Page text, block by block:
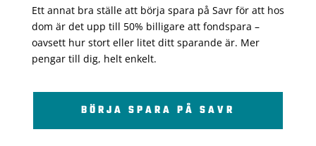
Ett annat bra ställe att börja spara på Savr för att hos
dom är det upp till 50% billigare att fondspara –
oavsett hur stort eller litet ditt sparande är. Mer
pengar till dig, helt enkelt.
BÖRJA SPARA PÅ SAVR